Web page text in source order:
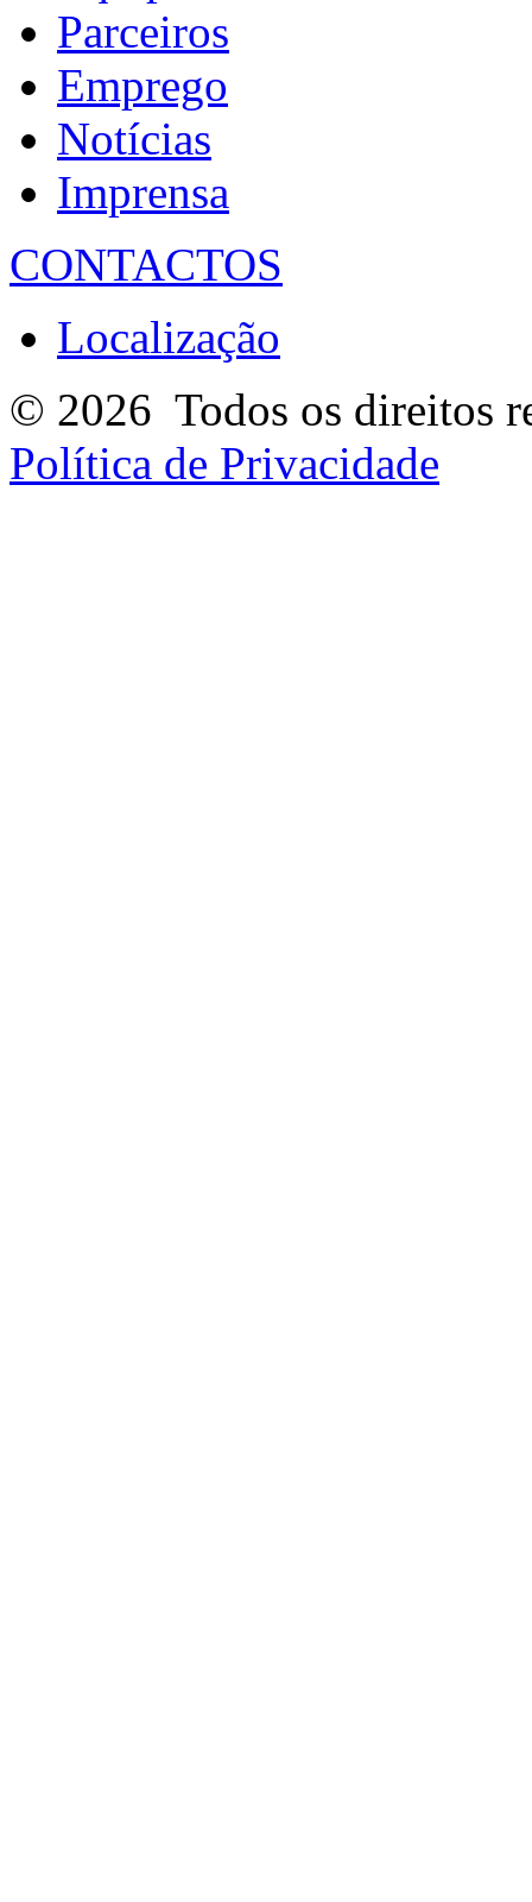
Parceiros
Emprego
Notícias
Imprensa
CONTACTOS
Localização
© 2026 Todos os direitos
Política de Privacidade